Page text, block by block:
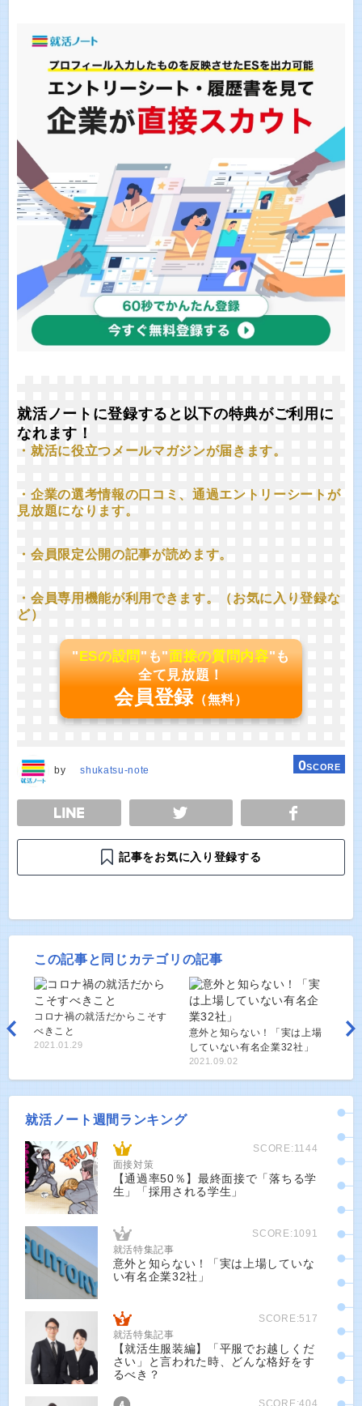
就活ノートに登録すると以下の特典がご利用に
なれます！
・就活に役立つメールマガジンが届きます。
・企業の選考情報の口コミ、通過エントリーシートが
見放題になります。
・会員限定公開の記事が読めます。
・会員専用機能が利用できます。（お気に入り登録な
ど）
"ESの設問"も"面接の質問内容"も
全て見放題！
会員登録 （無料）
by shukatsu-note 0SCORE
TWEET
記事をお気に入り登録する
この記事と同じカテゴリの記事
コロナ禍の就活だからこそす
べきこと
2021.01.29
意外と知らない！「実は上場
していない有名企業32社」
2021.09.02
就活ノート週間ランキング
SCORE:1144
面接対策
【通過率50％】最終面接で「落ちる学
生」「採用される学生」
SCORE:1091
就活特集記事
意外と知らない！「実は上場していな
い有名企業32社」
SCORE:517
就活特集記事
【就活生服装編】「平服でお越しくだ
さい」と言われた時、どんな格好をす
るべき？
SCORE:404